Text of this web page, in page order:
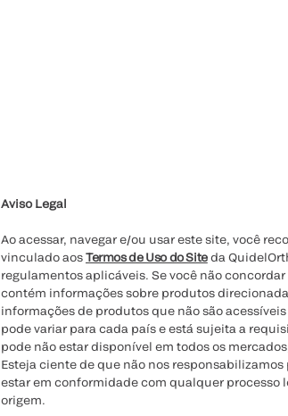
Aviso Legal
Ao acessar, navegar e/ou usar este site, você
vinculado aosTermos de Uso do Siteda
regulamentos aplicáveis. Se você não
contém informações sobre produtos
informações de produtos que não são
pode variar para cada país e está sujeita a
pode não estar disponível em todos os
Esteja ciente de que não nos
estar em conformidade com qualquer processo
origem.